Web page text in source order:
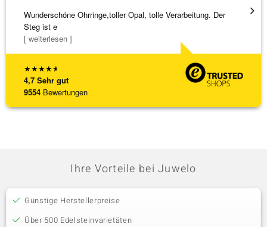
★★★★★
4,7 Sehr gut
9554 Bewertungen
Wunderschöne Ohrringe,toller Opal, tolle Verarbeitung. Der
Steg ist e
[ weiterlesen ]
Eine
Ihre Vorteile bei Juwelo
Günstige Herstellerpreise
Über 500 Edelsteinvarietäten